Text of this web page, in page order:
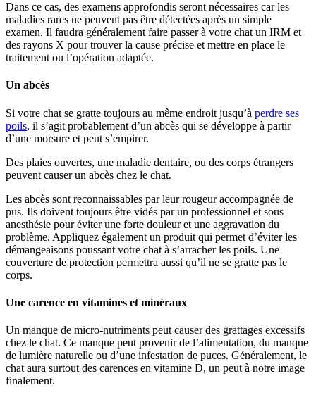
Dans ce cas, des examens approfondis seront nécessaires car les
maladies rares ne peuvent pas être détectées après un simple
examen. Il faudra généralement faire passer à votre chat un IRM et
des rayons X pour trouver la cause précise et mettre en place le
traitement ou l’opération adaptée.
Un abcès
Si votre chat se gratte toujours au même endroit jusqu’à perdre ses
poils, il s’agit probablement d’un abcès qui se développe à partir
d’une morsure et peut s’empirer.
Des plaies ouvertes, une maladie dentaire, ou des corps étrangers
peuvent causer un abcès chez le chat.
Les abcès sont reconnaissables par leur rougeur accompagnée de
pus. Ils doivent toujours être vidés par un professionnel et sous
anesthésie pour éviter une forte douleur et une aggravation du
problème. Appliquez également un produit qui permet d’éviter les
démangeaisons poussant votre chat à s’arracher les poils. Une
couverture de protection permettra aussi qu’il ne se gratte pas le
corps.
Une carence en vitamines et minéraux
Un manque de micro-nutriments peut causer des grattages excessifs
chez le chat. Ce manque peut provenir de l’alimentation, du manque
de lumière naturelle ou d’une infestation de puces. Généralement, le
chat aura surtout des carences en vitamine D, un peut à notre image
finalement.